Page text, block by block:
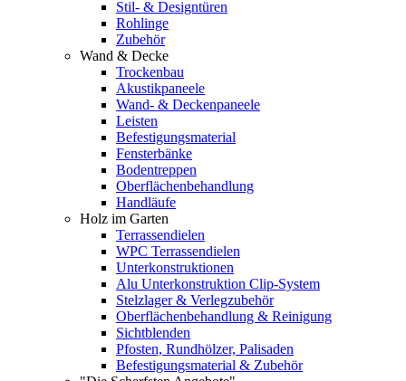
Stil- & Designtüren
Rohlinge
Zubehör
Wand & Decke
Trockenbau
Akustikpaneele
Wand- & Deckenpaneele
Leisten
Befestigungsmaterial
Fensterbänke
Bodentreppen
Oberflächenbehandlung
Handläufe
Holz im Garten
Terrassendielen
WPC Terrassendielen
Unterkonstruktionen
Alu Unterkonstruktion Clip-System
Stelzlager & Verlegzubehör
Oberflächenbehandlung & Reinigung
Sichtblenden
Pfosten, Rundhölzer, Palisaden
Befestigungsmaterial & Zubehör